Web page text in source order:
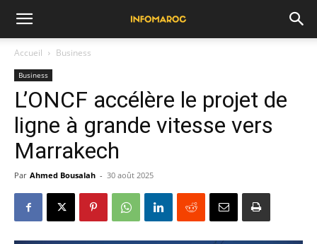
Accueil Business
Business
L’ONCF accélère le projet de
ligne à grande vitesse vers
Marrakech
Par Ahmed Bousalah - 30 août 2025